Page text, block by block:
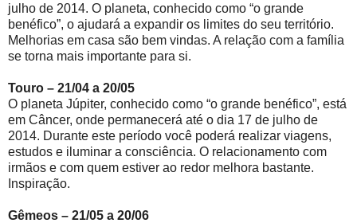
julho de 2014. O planeta, conhecido como “o grande
benéfico”, o ajudará a expandir os limites do seu território.
Melhorias em casa são bem vindas. A relação com a família
se torna mais importante para si.
Touro – 21/04 a 20/05
O planeta Júpiter, conhecido como “o grande benéfico”, está
em Câncer, onde permanecerá até o dia 17 de julho de
2014. Durante este período você poderá realizar viagens,
estudos e iluminar a consciência. O relacionamento com
irmãos e com quem estiver ao redor melhora bastante.
Inspiração.
Gêmeos – 21/05 a 20/06